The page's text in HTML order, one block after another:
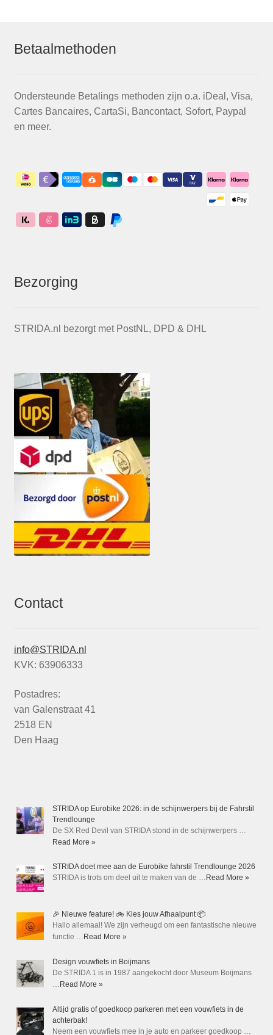
Betaalmethoden
Ondersteunde Betalings methoden zijn o.a. iDeal, Visa,
Cartes Bancaires, CartaSi, Bancontact, Sofort, Paypal
en meer.
Bezorging
STRIDA.nl bezorgt met PostNL, DPD & DHL
Contact
info@STRIDA.nl
KVK: 63906333
Postadres:
van Galenstraat 41
2518 EN
Den Haag
STRIDA op Eurobike 2026: in de schijnwerpers bij de Fahrstil
Trendlounge
De SX Red Devil van STRIDA stond in de schijnwerpers …
Read More »
STRIDA doet mee aan de Eurobike fahrstil Trendlounge 2026
STRIDA is trots om deel uit te maken van de … Read More »
🎉 Nieuwe feature! 🚲 Kies jouw Afhaalpunt 📦
Hallo allemaal! We zijn verheugd om een fantastische nieuwe
functie … Read More »
Design vouwfiets in Boijmans
De STRIDA 1 is in 1987 aangekocht door Museum Boijmans
… Read More »
Altijd gratis of goedkoop parkeren met een vouwfiets in de
achterbak!
Neem een vouwfiets mee in je auto en parkeer goedkoop …